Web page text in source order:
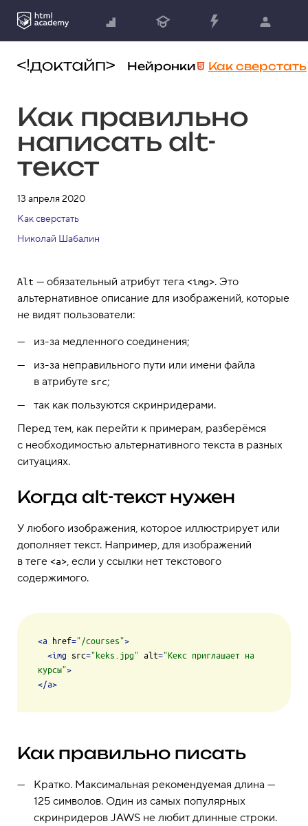
Нейронки Как сверстать
Как правильно
написать alt-
текст
13 апреля 2020
Как сверстать
Николай Шабалин
Alt — обязательный атрибут тега <img>. Это
альтернативное описание для изображений, которые
не видят пользователи:
из-за медленного соединения;
из-за неправильного пути или имени файла
в атрибуте src;
так как пользуются скринридерами.
Перед тем, как перейти к примерам, разберёмся
с необходимостью альтернативного текста в разных
ситуациях.
Когда alt-текст нужен
У любого изображения, которое иллюстрирует или
дополняет текст. Например, для изображений
в теге <a>, если у ссылки нет текстового
содержимого.
<a href="/courses">
<img src="keks.jpg" alt="Кекс приглашает на
курсы">
</a>
Как правильно писать
Кратко. Максимальная рекомендуемая длина —
125 символов. Один из самых популярных
скринридеров JAWS не любит длинные строки.